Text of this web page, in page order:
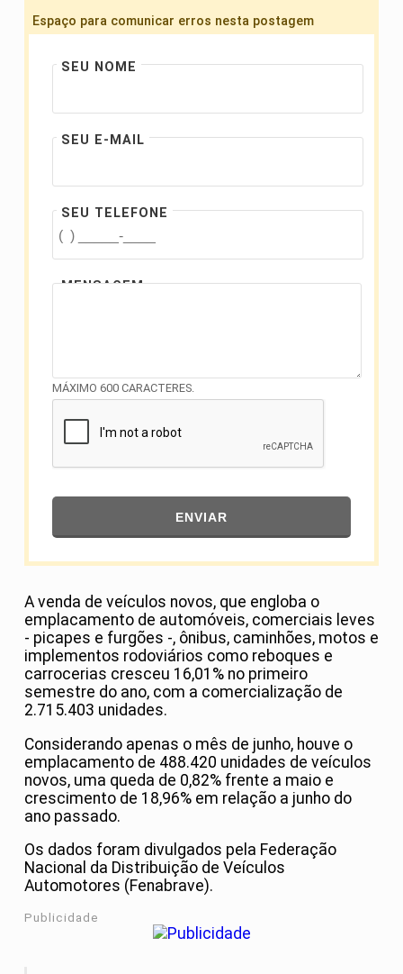
Espaço para comunicar erros nesta postagem
SEU NOME
SEU E-MAIL
SEU TELEFONE
MENSAGEM
MÁXIMO 600 CARACTERES.
ENVIAR
A venda de veículos novos, que engloba o
emplacamento de automóveis, comerciais leves
- picapes e furgões -, ônibus, caminhões, motos e
implementos rodoviários como reboques e
carrocerias cresceu 16,01% no primeiro
semestre do ano, com a comercialização de
2.715.403 unidades.
Considerando apenas o mês de junho, houve o
emplacamento de 488.420 unidades de veículos
novos, uma queda de 0,82% frente a maio e
crescimento de 18,96% em relação a junho do
ano passado.
Os dados foram divulgados pela Federação
Nacional da Distribuição de Veículos
Automotores (Fenabrave).
Publicidade